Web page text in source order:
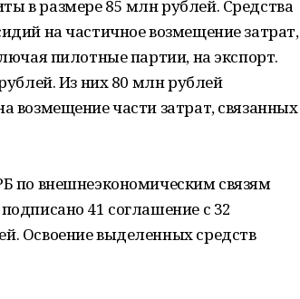
в размере 85 млн рублей. Средства
на частичное возмещение затрат,
пилотные партии, на экспорт.
Из них 80 млн рублей
возмещение части затрат, связанных
по внешнеэкономическим связям
41 соглашение с 32
Освоение выделенных средств